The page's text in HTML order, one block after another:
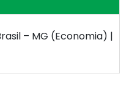
– MG (Economia) |